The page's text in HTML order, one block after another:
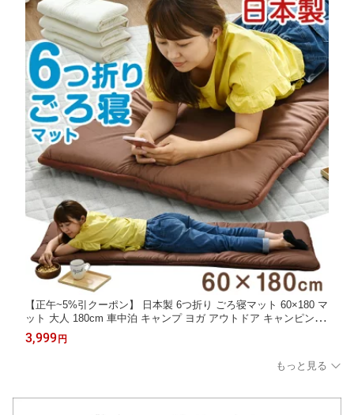
【正午~5%引クーポン】 日本製 6つ折り ごろ寝マット 60×180 マ
ット 大人 180cm 車中泊 キャンプ ヨガ アウトドア キャンピング
マット 座布団 折りたたみ マットレス 敷き布団 長座布団 敷布団
洗える 国産
3,999 円
もっと見る